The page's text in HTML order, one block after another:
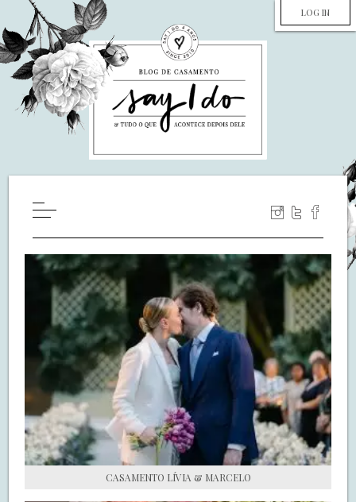
LOG IN
WILL YOU MARRY ME?
LUA DE MEL
COZINHA
DECORAÇÃO
DE NOIVA PRA NOIVA
S.O.S CASADAS
FALE COM O SAY I DO
CASAMENTO LÍVIA & MARCELO